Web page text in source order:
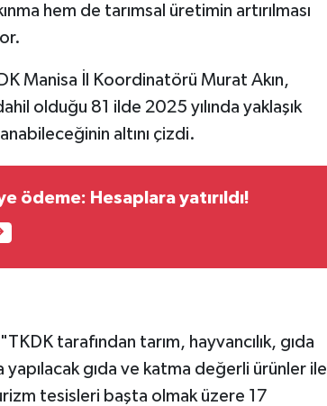
hem de tarımsal üretimin artırılması
Manisa İl Koordinatörü Murat Akın,
olduğu 81 ilde 2025 yılında yaklaşık
altını çizdi.
ödeme: Hesaplara yatırıldı!
tarafından tarım, hayvancılık, gıda
gıda ve katma değerli ürünler ile
tesisleri başta olmak üzere 17